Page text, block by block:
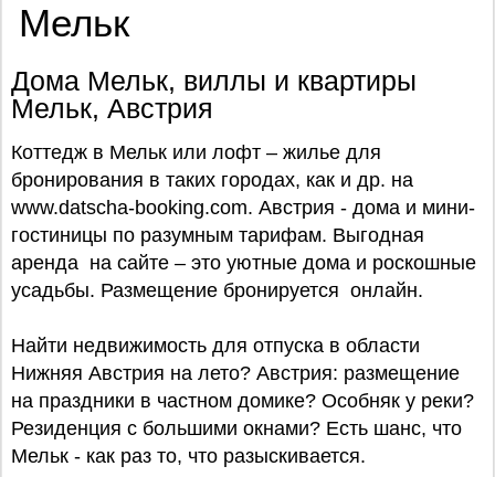
Мельк
Дома Мельк, виллы и квартиры
Мельк, Австрия
Коттедж в Мельк или лофт – жилье для
бронирования в таких городах, как и др. на
www.datscha-booking.com. Австрия - дома и мини-
гостиницы по разумным тарифам. Выгодная
аренда на сайте – это уютные дома и роскошные
усадьбы. Размещение бронируется онлайн.
Найти недвижимость для отпуска в области
Нижняя Австрия на лето? Австрия: размещение
на праздники в частном домике? Особняк у реки?
Резиденция с большими окнами? Есть шанс, что
Мельк - как раз то, что разыскивается.